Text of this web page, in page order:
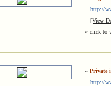
http://
- [View
« click to
» Private
http://